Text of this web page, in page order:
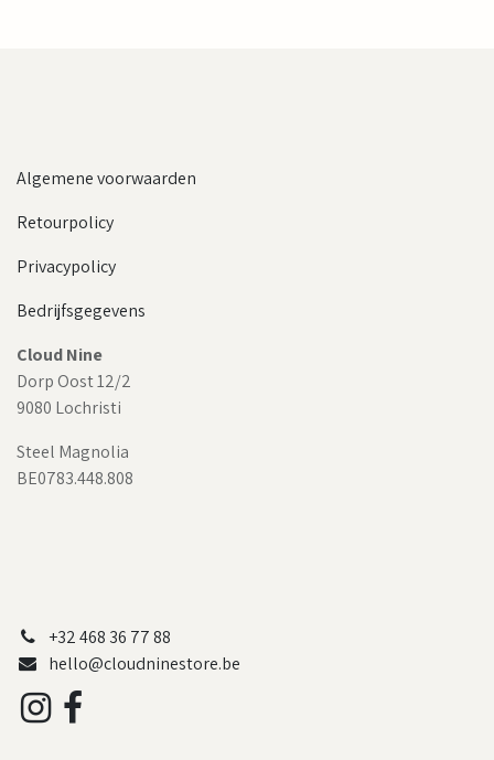
Algemene voorwaarden
Retourpolicy
Privacypolicy
Bedrijfsgegevens
Cloud Nine
Dorp Oost 12/2
9080 Lochristi
Steel Magnolia
BE0783.448.808
+32 468 36 77 88
hello@cloudninestore.be